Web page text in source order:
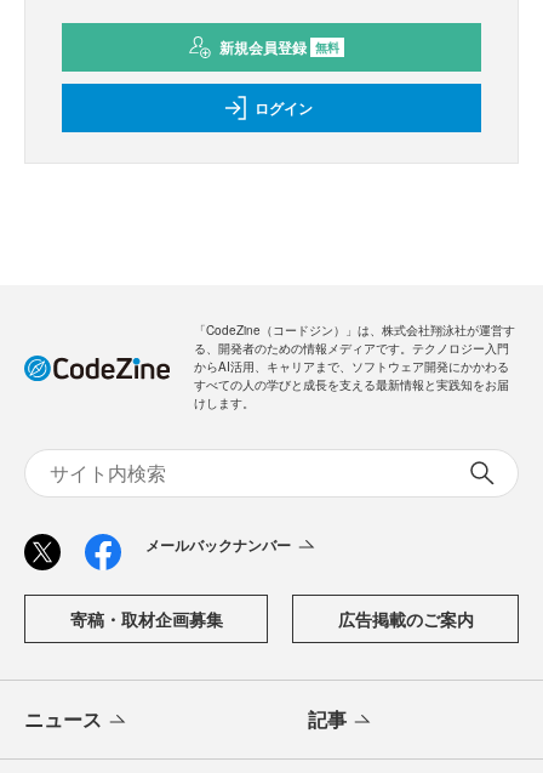
新規会員登録 無料
ログイン
「CodeZine（コードジン）」は、株式会社翔泳社が運営す
る、開発者のための情報メディアです。テクノロジー入門
からAI活用、キャリアまで、ソフトウェア開発にかかわる
すべての人の学びと成長を支える最新情報と実践知をお届
けします。
メールバックナンバー
寄稿・取材企画募集 広告掲載のご案内
ニュース 記事